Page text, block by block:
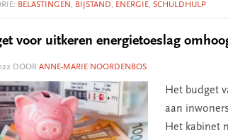
BELASTINGEN , BIJSTAND, ENERGIE, SCHULDHULP
voor uitkeren energietoeslag
DOOR ANNE-MARIE NOORDENBOS
Het budget
aan
Het kabinet